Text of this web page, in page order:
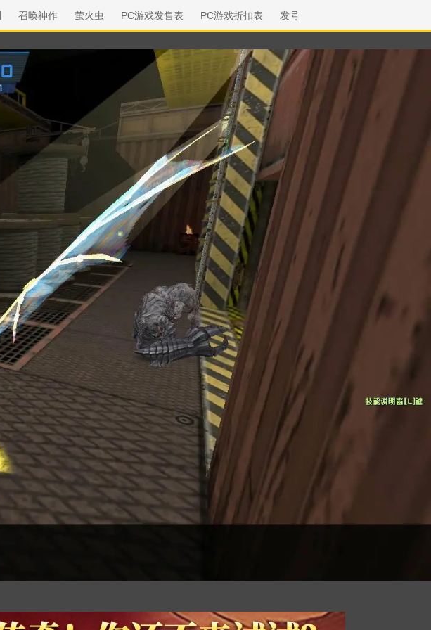
召唤神作 萤火虫 PC游戏发售表 PC游戏折扣表 发号